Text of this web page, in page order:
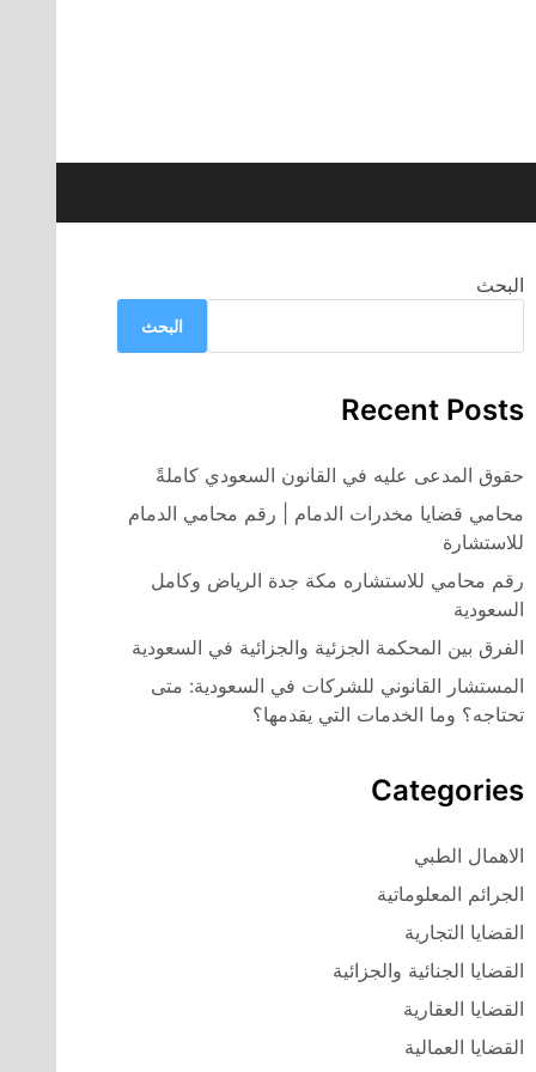
البحث
البحث
Recent Posts
حقوق المدعى عليه في القانون السعودي كاملةً
محامي قضايا مخدرات الدمام | رقم محامي الدمام
للاستشارة
رقم محامي للاستشاره مكة جدة الرياض وكامل
السعودية
الفرق بين المحكمة الجزئية والجزائية في السعودية
المستشار القانوني للشركات في السعودية: متى
تحتاجه؟ وما الخدمات التي يقدمها؟
Categories
الاهمال الطبي
الجرائم المعلوماتية
القضايا التجارية
القضايا الجنائية والجزائية
القضايا العقارية
القضايا العمالية